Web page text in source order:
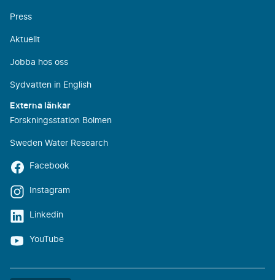
Press
Aktuellt
Jobba hos oss
Sydvatten in English
Externa länkar
Forskningsstation Bolmen
Sweden Water Research
Facebook
Instagram
Linkedin
YouTube